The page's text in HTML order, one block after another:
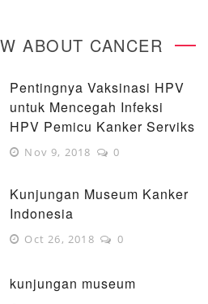
ABOUT CANCER
Pentingnya Vaksinasi HPV
untuk Mencegah Infeksi
HPV Pemicu Kanker Serviks
Nov 9, 2018 0
Kunjungan Museum Kanker
Indonesia
Oct 26, 2018 0
kunjungan museum